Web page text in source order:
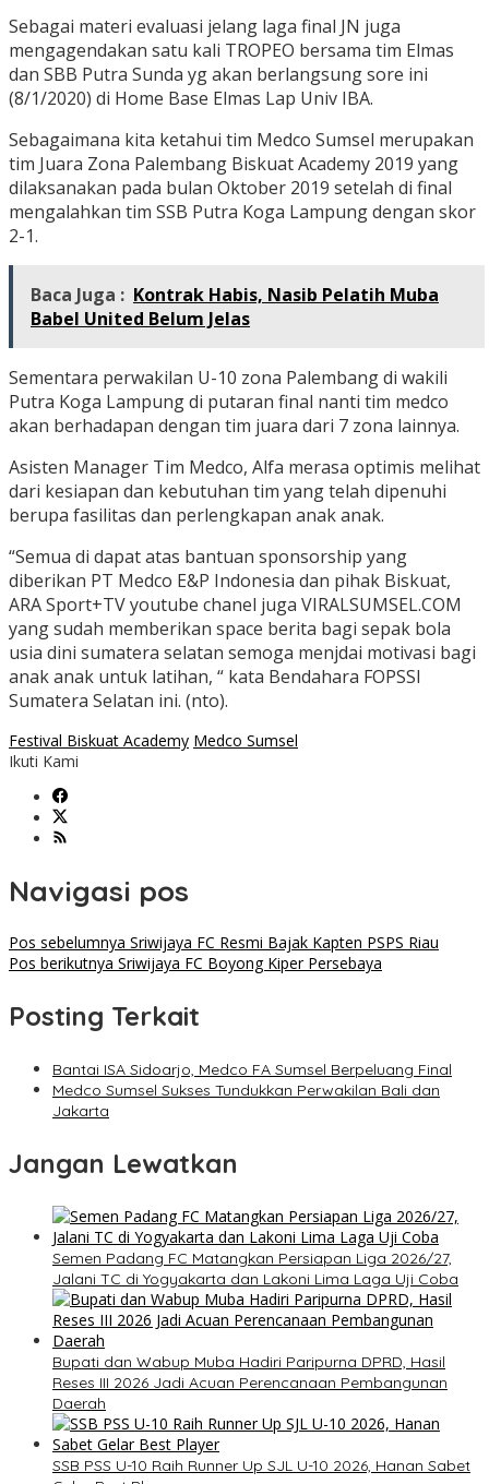
Sebagai materi evaluasi jelang laga final JN juga
mengagendakan satu kali TROPEO bersama tim Elmas
dan SBB Putra Sunda yg akan berlangsung sore ini
(8/1/2020) di Home Base Elmas Lap Univ IBA.
Sebagaimana kita ketahui tim Medco Sumsel merupakan
tim Juara Zona Palembang Biskuat Academy 2019 yang
dilaksanakan pada bulan Oktober 2019 setelah di final
mengalahkan tim SSB Putra Koga Lampung dengan skor
2-1.
Baca Juga : Kontrak Habis, Nasib Pelatih Muba
Babel United Belum Jelas
Sementara perwakilan U-10 zona Palembang di wakili
Putra Koga Lampung di putaran final nanti tim medco
akan berhadapan dengan tim juara dari 7 zona lainnya.
Asisten Manager Tim Medco, Alfa merasa optimis melihat
dari kesiapan dan kebutuhan tim yang telah dipenuhi
berupa fasilitas dan perlengkapan anak anak.
“Semua di dapat atas bantuan sponsorship yang
diberikan PT Medco E&P Indonesia dan pihak Biskuat,
ARA Sport+TV youtube chanel juga VIRALSUMSEL.COM
yang sudah memberikan space berita bagi sepak bola
usia dini sumatera selatan semoga menjdai motivasi bagi
anak anak untuk latihan, “ kata Bendahara FOPSSI
Sumatera Selatan ini. (nto).
Festival Biskuat Academy Medco Sumsel
Ikuti Kami
Navigasi pos
Pos sebelumnya Sriwijaya FC Resmi Bajak Kapten PSPS Riau
Pos berikutnya Sriwijaya FC Boyong Kiper Persebaya
Posting Terkait
Bantai ISA Sidoarjo, Medco FA Sumsel Berpeluang Final
Medco Sumsel Sukses Tundukkan Perwakilan Bali dan
Jakarta
Jangan Lewatkan
Semen Padang FC Matangkan Persiapan Liga 2026/27,
Jalani TC di Yogyakarta dan Lakoni Lima Laga Uji Coba
Bupati dan Wabup Muba Hadiri Paripurna DPRD, Hasil
Reses III 2026 Jadi Acuan Perencanaan Pembangunan
Daerah
SSB PSS U-10 Raih Runner Up SJL U-10 2026, Hanan Sabet